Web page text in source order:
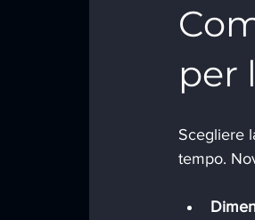
per
Scegliere
tempo.